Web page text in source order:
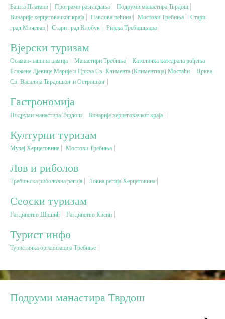
Вјерски туризам
Авантура
Еко туризам
Културни туризам
Гастрономија
Сеоски туризам
Омладински туризам
Дестинације
Списак дестинација
Мапа дестинација
Башта Платани Програми разгледања
Подруми манастира Тврдош
Винарије херцеговачког краја
Павлова пећина Мостови Требиња
Стари
град Мичевац
Стари град Клобук Ријека Требишњица
Вјерски туризам
Осаман-пашина џамија Манастири Требиња
Католичка катедрала рођења
Блажене Дјевице Марије и Црква Св. Климента (Климентица) Мостаћи
Црква
Св. Василија Тврдошког и Острошког
Гастрономија
Подруми манастира Тврдош Винарије херцеговачког краја
Културни туризам
Музеј Херцеговине Мостови Требиња
Лов и риболов
Требињска риболовна регија Ловна регија Херцеговина
Сеоски туризам
Газдинство Шишић Газдинство Кисин
Турист инфо
Туристичка организација Требиње
Подруми манастира Тврдош